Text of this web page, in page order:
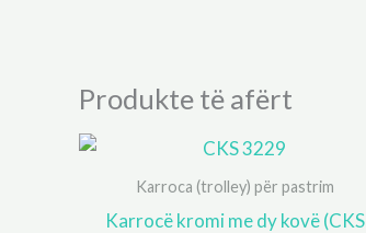
Produkte të afërt
Karroca (trolley) për pastrim
Karrocë kromi me dy kovë (CKS